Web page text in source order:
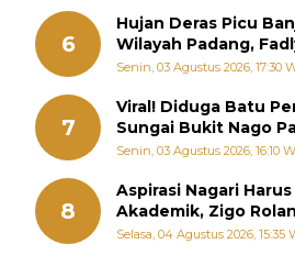
6
Hujan Deras Picu
Wilayah Padang,
Perintahkan OPD
Senin, 03 Agustus 2026, 17:30
7
Viral! Diduga Batu
Sungai Bukit Nago
Warga Khawatir
Senin, 03 Agustus 2026, 16:10
8
Aspirasi Nagari
Akademik, Zigo
Diperjuangkan di
Selasa, 04 Agustus 2026, 15:35